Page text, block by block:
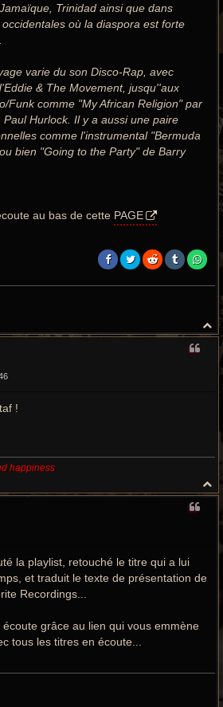
Trinidad ainsi que dans
où la diaspora est forte
varie du son Disco-Rap, avec
& The Movement, jusqu''aux
Funk comme "My African Religion" par
Hurlock. Il y a aussi une paire
comme l'instrumental "Bermuda
bien "Going to the Party" de Barry
au bas de cette PAGE
H
a
!
happiness
a
la playlist, retouché le titre qui a lui
et traduit le texte de présentation de
Recordings...
grâce au lien qui vous emmène
tous les titres en écoute...